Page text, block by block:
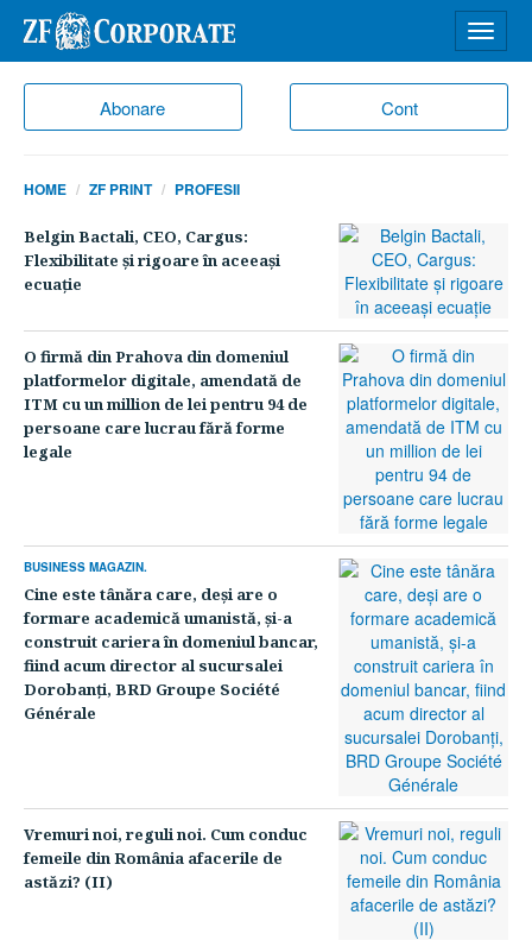
Abonare Cont
meniu
HOME ZF PRINT PROFESII
Belgin Bactali, CEO, Cargus:
Flexibilitate şi rigoare în aceeaşi
ecuaţie
O firmă din Prahova din domeniul
platformelor digitale, amendată de
ITM cu un million de lei pentru 94 de
persoane care lucrau fără forme
legale
BUSINESS MAGAZIN.
Cine este tânăra care, deşi are o
formare academică umanistă, şi-a
construit cariera în domeniul bancar,
fiind acum director al sucursalei
Dorobanţi, BRD Groupe Société
Générale
Vremuri noi, reguli noi. Cum conduc
femeile din România afacerile de
astăzi? (II)